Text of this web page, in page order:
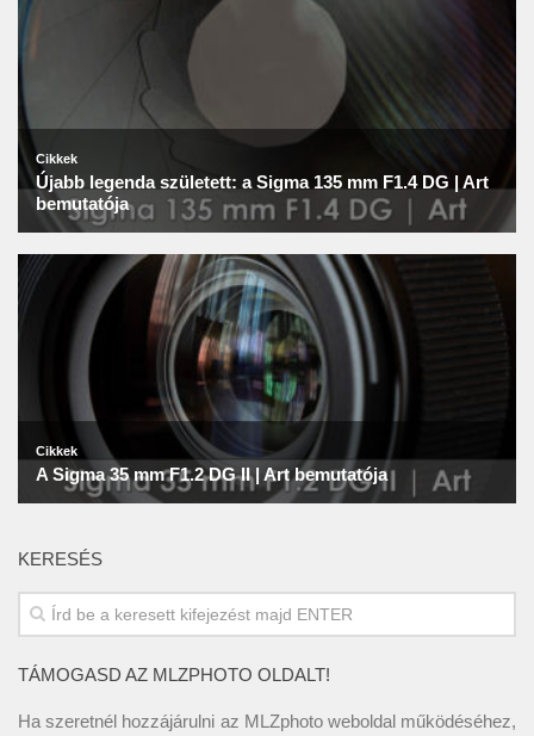
KERESÉS
TÁMOGASD AZ MLZPHOTO OLDALT!
Ha szeretnél hozzájárulni az MLZphoto weboldal működéséhez,